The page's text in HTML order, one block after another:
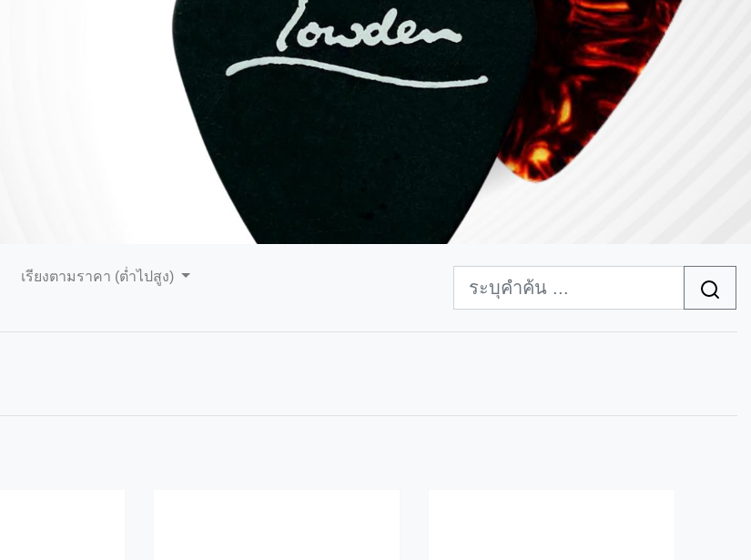
เรียงตามราคา (ต่ำไปสูง)